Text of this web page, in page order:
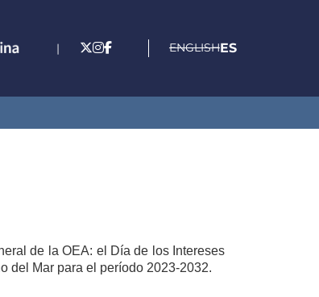
| ENGLISHES
de la OEA: el Día de los Intereses
del Mar para el período 2023-2032.